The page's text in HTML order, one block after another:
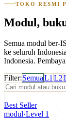
TOKO RESMI
Modul,
Semua modul ber-
ke seluruh
Indonesia.
Filter:SemuaL1 L2 كتاب
◇MODUL
Best Seller
modul·Level 1